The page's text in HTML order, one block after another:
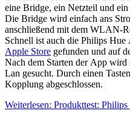
eine Bridge, ein Netzteil und
Die Bridge wird einfach ans
anschließend mit dem WLAN-
Schnell ist auch die Philips Hue
Apple Store gefunden und auf
Nach dem Starten der App
Lan gesucht. Durch einen
Kopplung abgeschlossen.
Weiterlesen: Produkttest: